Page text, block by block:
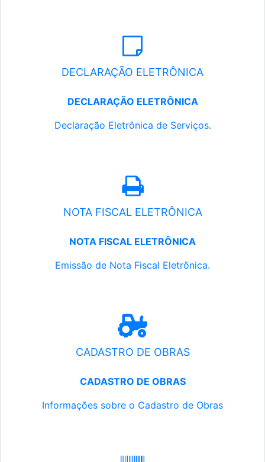
DECLARAÇÃO ELETRÔNICA
DECLARAÇÃO ELETRÔNICA
Declaração Eletrônica de Serviços.
NOTA FISCAL ELETRÔNICA
NOTA FISCAL ELETRÔNICA
Emissão de Nota Fiscal Eletrônica.
CADASTRO DE OBRAS
CADASTRO DE OBRAS
Informações sobre o Cadastro de Obras